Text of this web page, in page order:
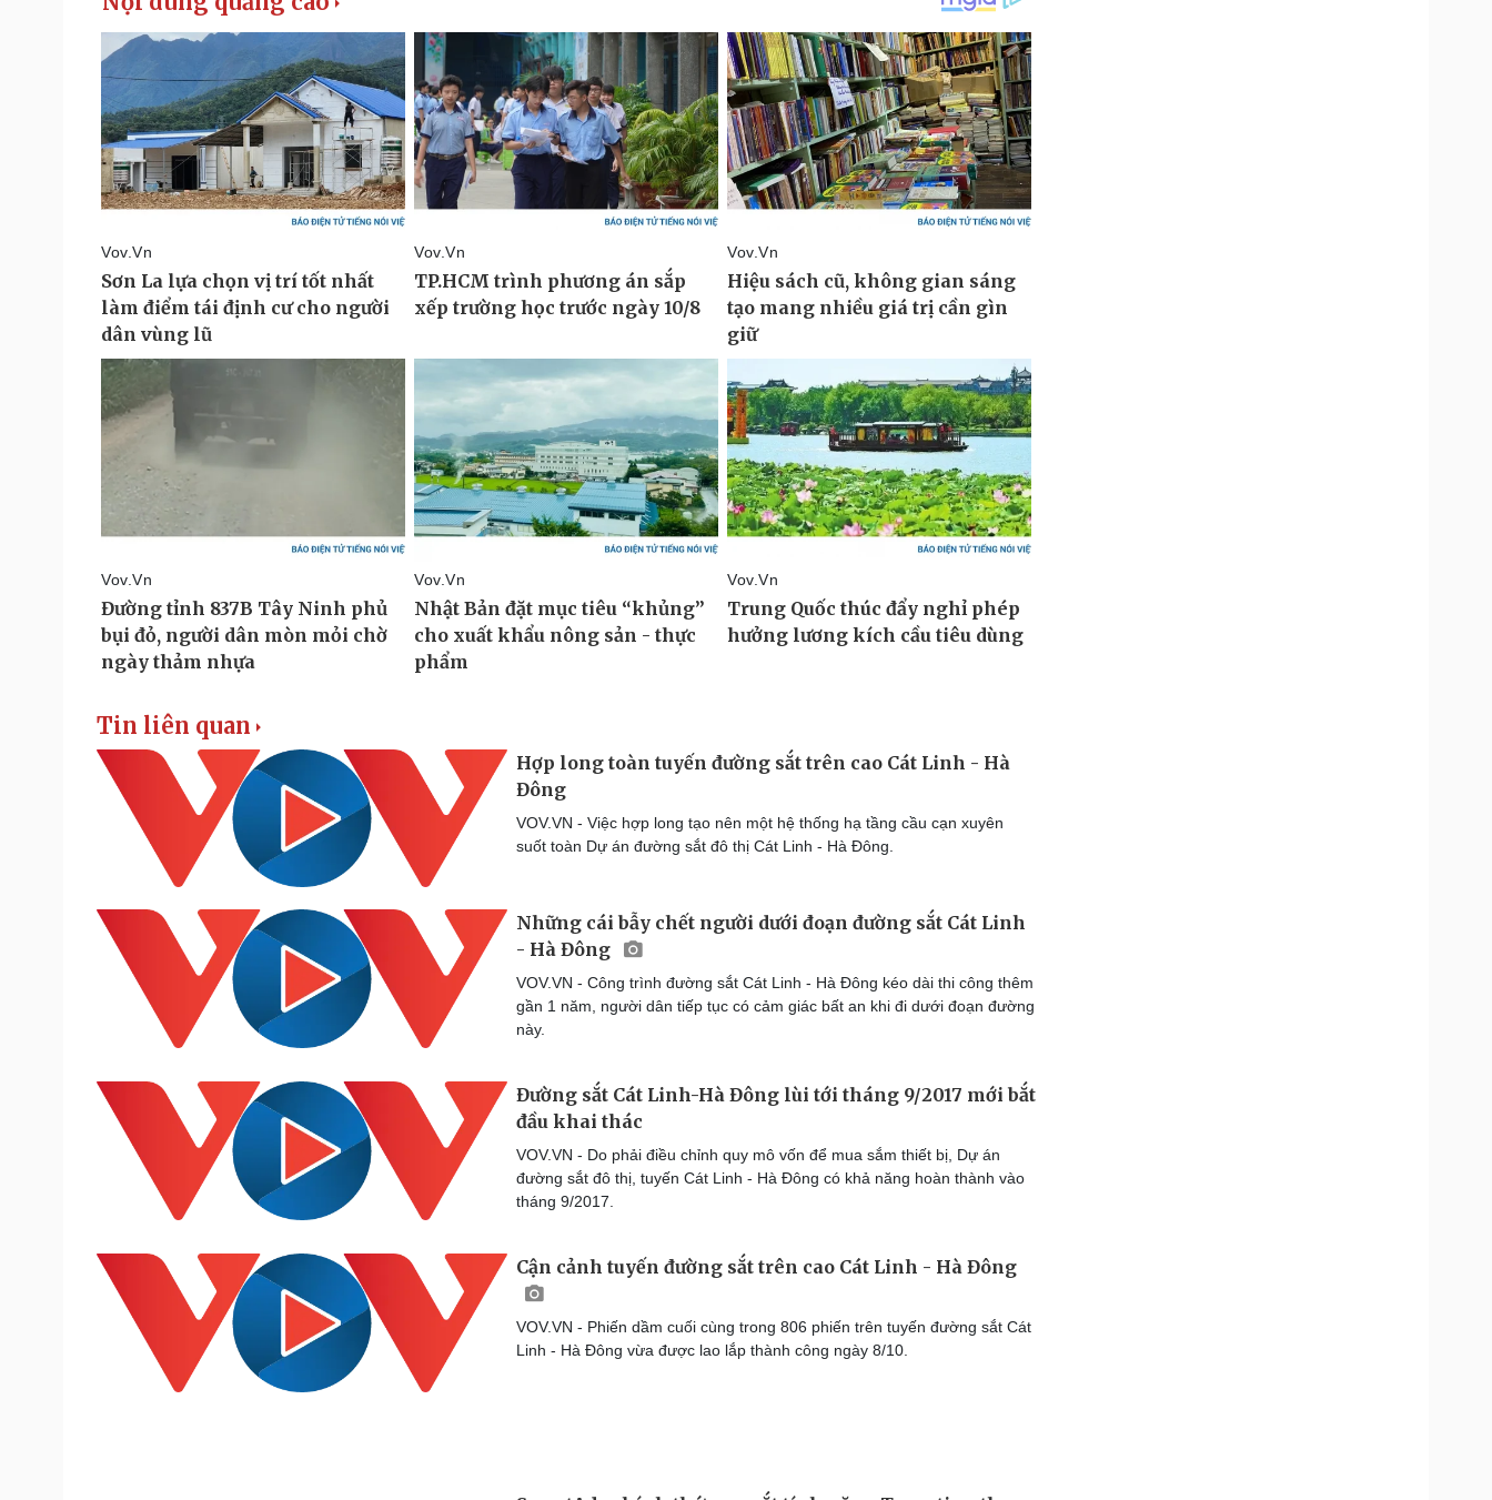
Tin liên quan
Hợp long toàn tuyến đường sắt trên cao Cát Linh - Hà
Đông
VOV.VN - Việc hợp long tạo nên một hệ thống hạ tầng cầu cạn xuyên
suốt toàn Dự án đường sắt đô thị Cát Linh - Hà Đông.
Những cái bẫy chết người dưới đoạn đường sắt Cát Linh
- Hà Đông
VOV.VN - Công trình đường sắt Cát Linh - Hà Đông kéo dài thi công thêm
gần 1 năm, người dân tiếp tục có cảm giác bất an khi đi dưới đoạn đường
này.
Đường sắt Cát Linh-Hà Đông lùi tới tháng 9/2017 mới bắt
đầu khai thác
VOV.VN - Do phải điều chỉnh quy mô vốn để mua sắm thiết bị, Dự án
đường sắt đô thị, tuyến Cát Linh - Hà Đông có khả năng hoàn thành vào
tháng 9/2017.
Cận cảnh tuyến đường sắt trên cao Cát Linh - Hà Đông
VOV.VN - Phiến dầm cuối cùng trong 806 phiến trên tuyến đường sắt Cát
Linh - Hà Đông vừa được lao lắp thành công ngày 8/10.